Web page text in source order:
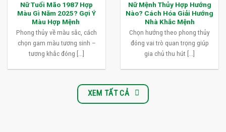
Nữ Tuổi Mão 1987 Hợp
Màu Gì Năm 2025? Gợi Ý
Màu Hợp Mệnh
Phong thủy về màu sắc, cách
chọn gam màu tương sinh –
tương khắc đóng [...]
Nữ Mệnh Thủy Hợp Hướng
Nào? Cách Hóa Giải Hướng
Nhà Khắc Mệnh
Chọn hướng theo phong thủy
đóng vai trò quan trọng giúp
gia chủ thu hút [...]
XEM TẤT CẢ